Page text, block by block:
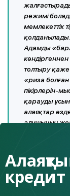
режимі
мемлекеттік
қолданылады.
Адамды
көндіргеннен
толтыру
«риза
пікірлерін-
қарауды
алаяқтар
алушының
Содан кейін
Алаяқтық
кредит